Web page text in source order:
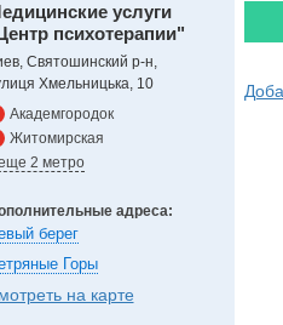
услуги
психотерапии"
Святошинский р-н,
Хмельницька, 10
Академгородок
Житомирская
2 метро
адреса:
берег
Горы
на карте